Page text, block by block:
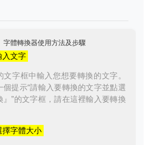
字體轉換器使用方法及步驟
入文字
文字框中輸入您想要轉換的文字。
個提示“請輸入要轉換的文字並點選
』”的文字框，請在這裡輸入要轉換
擇字體大小